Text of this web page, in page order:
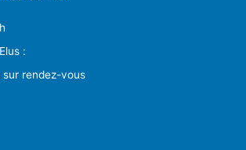
:
sur rendez-vous